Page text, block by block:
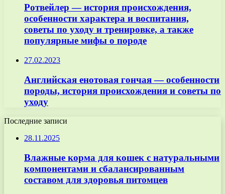
Ротвейлер — история происхождения,
особенности характера и воспитания,
советы по уходу и тренировке, а также
популярные мифы о породе
27.02.2023
Английская енотовая гончая — особенности
породы, история происхождения и советы по
уходу
Последние записи
28.11.2025
Влажные корма для кошек с натуральными
компонентами и сбалансированным
составом для здоровья питомцев